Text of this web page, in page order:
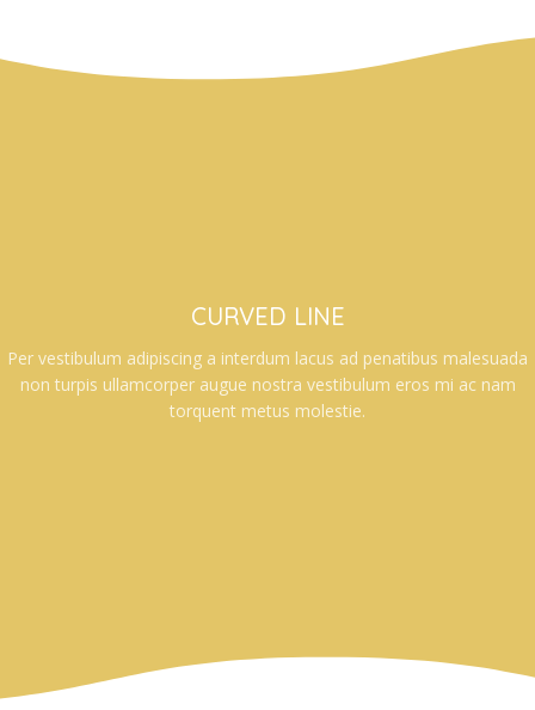
CURVED LINE
Per vestibulum adipiscing a interdum lacus ad penatibus malesuada
non turpis ullamcorper augue nostra vestibulum eros mi ac nam
torquent metus molestie.